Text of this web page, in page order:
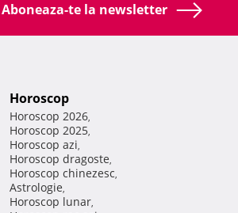
Aboneaza-te la newsletter
Horoscop
Horoscop 2026,
Horoscop 2025,
Horoscop azi,
Horoscop dragoste,
Horoscop chinezesc,
Astrologie,
Horoscop lunar,